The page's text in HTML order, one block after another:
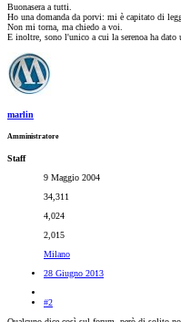
Buonasera a tutti.
Ho una domanda da porvi: mi è capitato di
Non mi torna, ma chiedo a voi.
E inoltre, sono l'unico a cui la serenoa ha
marlin
Amministratore
Staff
9 Maggio 2004
34,311
4,024
2,015
Milano
28 Giugno 2013
#2